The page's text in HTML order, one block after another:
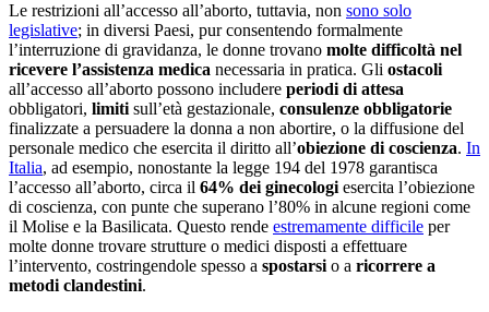
Le restrizioni all’accesso all’aborto, tuttavia, non sono solo
legislative; in diversi Paesi, pur consentendo formalmente
l’interruzione di gravidanza, le donne trovano molte difficoltà nel
ricevere l’assistenza medica necessaria in pratica. Gli ostacoli
all’accesso all’aborto possono includere periodi di attesa
obbligatori, limiti sull’età gestazionale, consulenze obbligatorie
finalizzate a persuadere la donna a non abortire, o la diffusione del
personale medico che esercita il diritto all’obiezione di coscienza. In
Italia, ad esempio, nonostante la legge 194 del 1978 garantisca
l’accesso all’aborto, circa il 64% dei ginecologi esercita l’obiezione
di coscienza, con punte che superano l’80% in alcune regioni come
il Molise e la Basilicata. Questo rende estremamente difficile per
molte donne trovare strutture o medici disposti a effettuare
l’intervento, costringendole spesso a spostarsi o a ricorrere a
metodi clandestini.